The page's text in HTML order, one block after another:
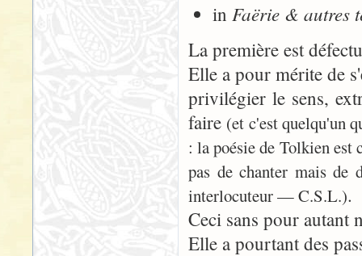
in Faërie & autres
La première est
Elle a pour mérite de
privilégier le sens,
faire (et c'est quelqu'un
: la poésie de Tolkien est
pas de chanter mais de
interlocuteur — C.S.L.).
Ceci sans pour autant
Elle a pourtant des